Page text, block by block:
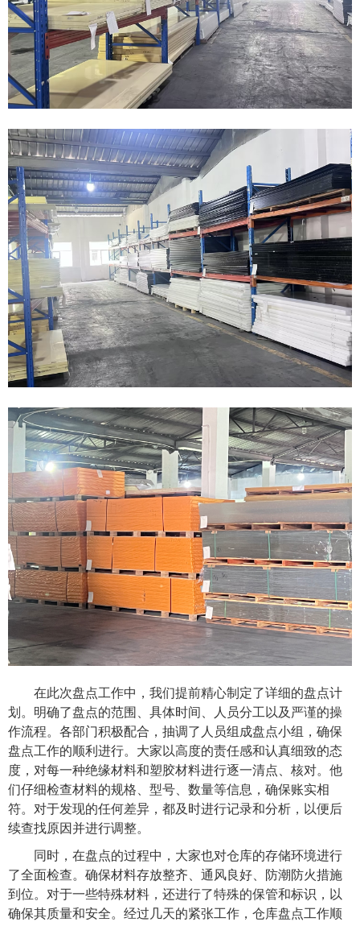
在此次盘点工作中，我们提前精心制定了详细的盘点计
划。明确了盘点的范围、具体时间、人员分工以及严谨的操
作流程。各部门积极配合，抽调了人员组成盘点小组，确保
盘点工作的顺利进行。 大家以高度的责任感和认真细致的态
度，对每一种绝缘材料和塑胶材料进行逐一清点、核对。他
们仔细检查材料的规格、型号、数量等信息，确保账实相
符。对于发现的任何差异，都及时进行记录和分析，以便后
续查找原因并进行调整。
同时，在盘点的过程中， 大家也对仓库的存储环境进行
了全面检查。确保材料存放整齐、通风良好、防潮防火措施
到位。对于一些特殊材料，还进行了特殊的保管和标识，以
确保其质量和安全。经过几天的紧张工作，仓库盘点工作顺